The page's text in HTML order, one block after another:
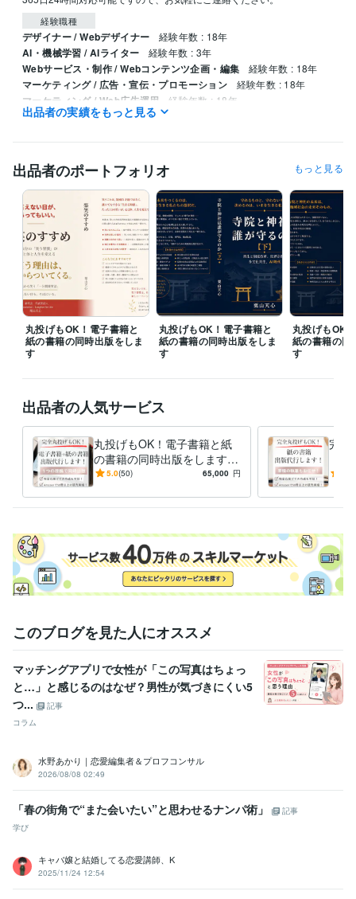
経験職種
デザイナー / Webデザイナー 経験年数 : 18年
AI・機械学習 / AIライター 経験年数 : 3年
Webサービス・制作 / Webコンテンツ企画・編集 経験年数 : 18年
マーケティング / 広告・宣伝・プロモーション 経験年数 : 18年
マーケティング / Web広告運用 経験年数 : 18年
ネットビジネス 2008年9月 ~ 現在
アフィリエイト
専業アフィリエイター 2012年11月 ~ 現在
アフィリエイトコンサルタント 2015年5月 ~ 現在
ビジネス雑誌で紹介 2016年12月 ~ 現在
受賞歴
リアルチャレンジ2010 一般部門7位入賞
日本情報販売論理機構(JIBE
O) 第３期認定レビュアー就任
月刊BIGtomorrow2017年3月号で紹介
されました
スポーツニッポン新聞（スポニチ）西部版で紹介されま
した デイリースポーツ 大阪本社版で紹介されました
資格・検定
普通自動車第一種運転免許 取得年 : 1997年
その他ツール
アフィリエイト:18年 アフィリエイトコンサルタント:12年
得意分野
資産運用・副業の相談 アフィリエイト
コンテンツ販売・情報販売
ワードプレスサイト作成
アフィリエイト コンテンツ販売 情報販売 アダルト
出会い系
ライティング・翻訳 Amazonで電子書籍、紙書籍の出版代行 外国語
の電子書籍、紙の書籍の出版代行
amazon 電子書籍 紙の書籍 POD出版 文章校正
kindle
ペーパーバック
海外出版 丸投げ
出品者の実績をもっと見る
出品者のポートフォリオ もっと見る
丸投げもOK！電子書籍と
紙の書籍の同時出版をしま
す
丸投げもOK！電子書籍と
紙の書籍の同時出版をしま
す
丸投げもOK
紙の書籍の同
す
出品者の人気サービス
丸投げもOK！電子書籍と紙
の書籍の同時出版をします
１つの原稿から電子書籍と紙
ます
5.0(50) 65,000 円
完全
庫を
このブログを見た人にオススメ
マッチングアプリで女性が「この写真はちょっ
と…」と感じるのはなぜ？男性が気づきにくい5
つ...
記事
コラム
水野あかり｜恋愛編集者＆プロフコンサル
2026/08/08 02:49
「春の街角で“また会いたい”と思わせるナンパ術」
記事
学び
キャバ嬢と結婚してる恋愛講師、K
2025/11/24 12:54